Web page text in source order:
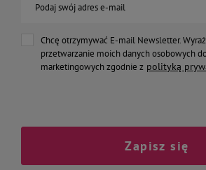
Podaj swój adres e-mail
Chcę otrzymywać E-mail Newsletter.
przetwarzanie moich danych osobowych
marketingowych zgodnie z polityką
Zapisz się